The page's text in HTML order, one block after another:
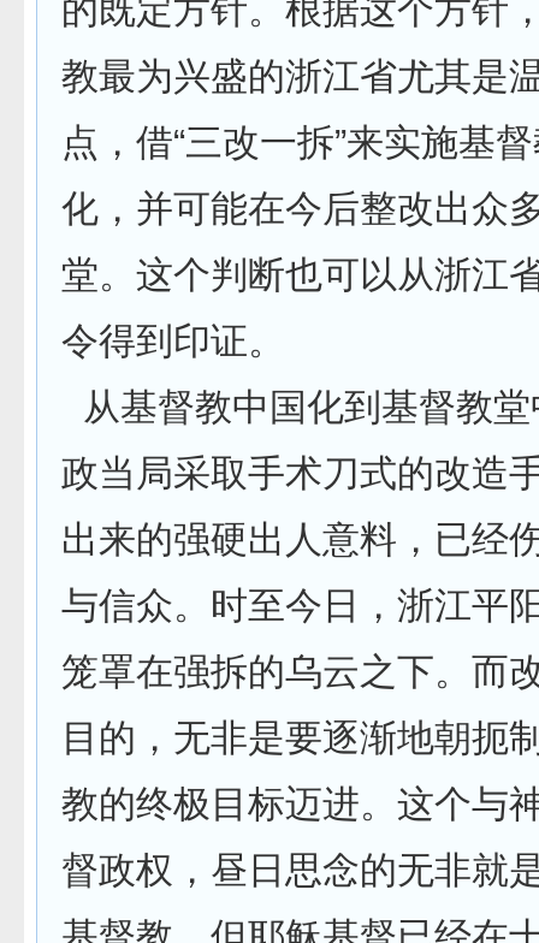
的既定方针。根据这个方针
教最为兴盛的浙江省尤其是
点，借“三改一拆”来实施基
化，并可能在今后整改出众
堂。这个判断也可以从浙江
令得到印证。
从基督教中国化到基督教
政当局采取手术刀式的改造
出来的强硬出人意料，已经
与信众。时至今日，浙江平
笼罩在强拆的乌云之下。而
目的，无非是要逐渐地朝扼
教的终极目标迈进。这个与
督政权，昼日思念的无非就